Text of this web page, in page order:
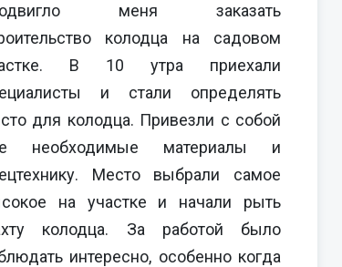
меня заказать
колодца на садовом
В 10 утра приехали
и стали определять
для колодца. Привезли с собой
необходимые материалы и
Место выбрали самое
на участке и начали рыть
колодца. За работой было
интересно, особенно когда